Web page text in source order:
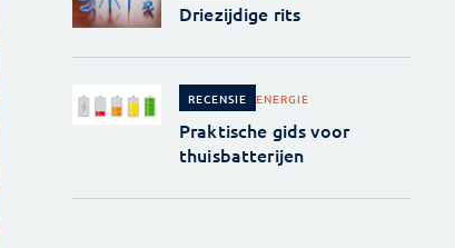
Driezijdige rits
RECENSIE ENERGIE
Praktische gids voor
thuisbatterijen